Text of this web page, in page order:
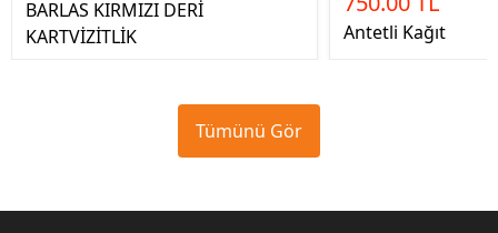
BARLAS KIRMIZI DERİ
KARTVİZİTLİK
Antetli Kağıt
Tümünü Gör